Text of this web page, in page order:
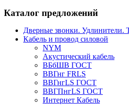
Каталог предложений
Дверные звонки. Удлинители.
Кабель и провод силовой
NYM
Акустический кабель
ВБбШВ ГОСТ
ВВГнг FRLS
ВВГнгLS ГОСТ
ВВГПнгLS ГОСТ
Интернет Кабель